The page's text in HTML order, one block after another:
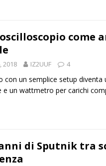
come
2018 IZ2UUF 4
con un semplice setup diventa
e un wattmetro per carichi
di Sputnik tra